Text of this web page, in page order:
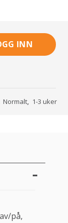
INN
Normalt, 1-3 uker
på,